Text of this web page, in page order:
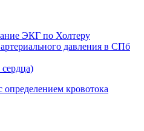
ЭКГ по Холтеру
давления в СПб
кровотока